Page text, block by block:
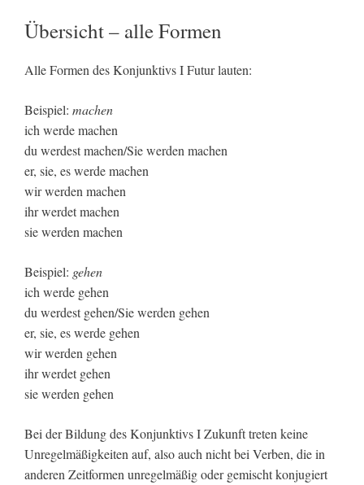
Übersicht – alle Formen
Alle Formen des Konjunktivs I Futur lauten:
Beispiel: machen
ich werde machen
du werdest machen/Sie werden machen
er, sie, es werde machen
wir werden machen
ihr werdet machen
sie werden machen
Beispiel: gehen
ich werde gehen
du werdest gehen/Sie werden gehen
er, sie, es werde gehen
wir werden gehen
ihr werdet gehen
sie werden gehen
Bei der Bildung des Konjunktivs I Zukunft treten keine
Unregelmäßigkeiten auf, also auch nicht bei Verben, die in
anderen Zeitformen unregelmäßig oder gemischt konjugiert